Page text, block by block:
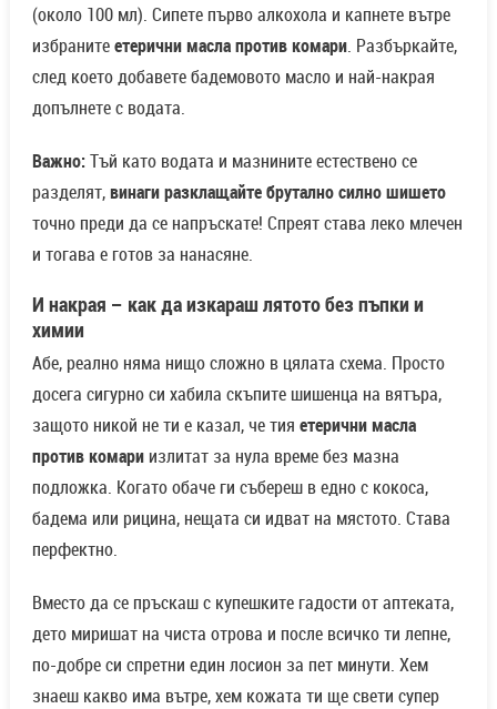
(около 100 мл). Сипете първо алкохола и капнете вътре
избранитеетерични масла против комари. Разбъркайте,
след което добавете бадемовото масло и най-накрая
допълнете с водата.
Важно:Тъй като водата и мазнините естествено се
разделят,винаги разклащайте брутално силно шишето
точно преди да се напръскате! Спреят става леко млечен
и тогава е готов за нанасяне.
И накрая – как да изкараш лятото без пъпки и
химии
Абе, реално няма нищо сложно в цялата схема. Просто
досега сигурно си хабила скъпите шишенца на вятъра,
защото никой не ти е казал, че тия етерични масла
против комариизлитат за нула време без мазна
подложка. Когато обаче ги събереш в едно с кокоса,
бадема или рицина, нещата си идват на мястото. Става
перфектно.
Вместо да се пръскаш с купешките гадости от аптеката,
дето миришат на чиста отрова и после всичко ти лепне,
по-добре си спретни един лосион за пет минути. Хем
знаеш какво има вътре, хем кожата ти ще свети супер